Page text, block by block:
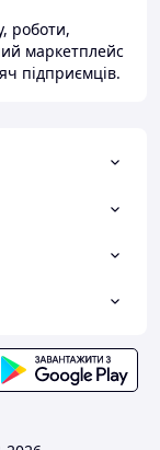
роботи,
маркетплейс
підприємців.